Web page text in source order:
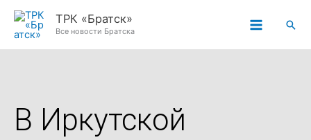
Перейти
ТРК «Братск»
Все новости Братска
В Иркутской